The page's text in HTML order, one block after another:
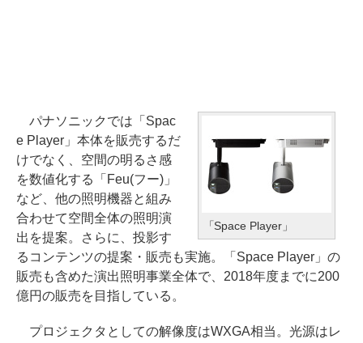
「Space Player」
パナソニックでは「Spac
e Player」本体を販売するだ
けでなく、空間の明るさ感
を数値化する「Feu(フー)」
など、他の照明機器と組み
合わせて空間全体の照明演
出を提案。さらに、投影す
るコンテンツの提案・販売も実施。「Space Player」の
販売も含めた演出照明事業全体で、2018年度までに200
億円の販売を目指している。
プロジェクタとしての解像度はWXGA相当。光源はレ